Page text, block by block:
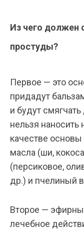
Из чего должен
простуды?
Первое — это
придадут
и будут
нельзя
качестве
масла (ши,
(персиковое,
др.) и пчелиный
Второе —
лечебное